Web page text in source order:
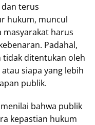
terus
hukum, muncul
masyarakat harus
Padahal,
tidak ditentukan oleh
siapa yang lebih
publik.
menilai bahwa publik
kepastian hukum